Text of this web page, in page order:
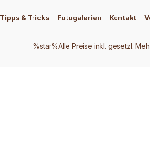
Tipps & Tricks Fotogalerien Kontakt
%star%Alle Preise inkl. gesetzl.